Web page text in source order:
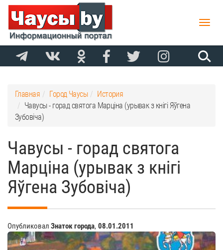
Toggle
Главная Город Чаусы
История
Чавусы - горад святога Марціна (урывак з кнігі Яўгена
Зубовіча)
Чавусы - горад святога
Марціна (урывак з кнігі
Яўгена Зубовіча)
Опубликовал Знаток города, 08.01.2011